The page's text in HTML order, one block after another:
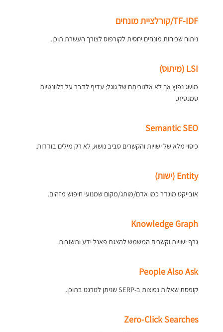
TF-IDF/קורלציית מונחים
ניתוח שכיחות מונחים יחסית לקורפוס לצורך העשרת תוכן.
LSI (מיתוס)
מושג נפוץ אך לא אלגוריתם של גוגל; עדיף לדבר על רלוונטיות
סמנטית.
Semantic SEO
כיסוי מלא של ישויות והקשרים סביב נושא, לא רק מילים בודדות.
Entity (ישות)
אובייקט מוגדר כמו אדם/מותג/מקום שמנועי חיפוש מזהים.
Knowledge Graph
גרף ישויות וקשרים המשמש להצגת פאנל ידע ותשובות.
People Also Ask
קופסת שאלות נפוצות ב-SERP שניתן לטרגט בתוכן.
Zero-Click Searches